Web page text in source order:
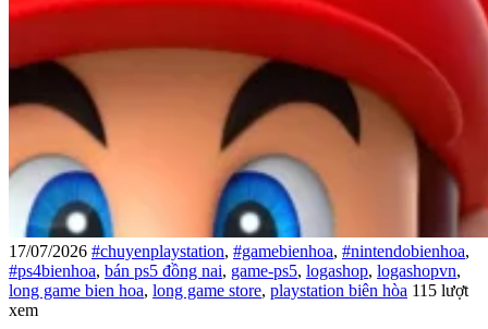
17/07/2026 #chuyenplaystation, #gamebienhoa, #nintendobienhoa,
#ps4bienhoa, bán ps5 đồng nai, game-ps5, logashop, logashopvn,
long game bien hoa, long game store, playstation biên hòa 115 lượt
xem